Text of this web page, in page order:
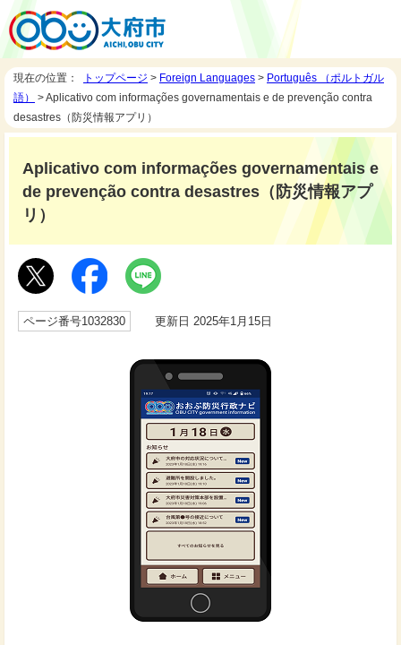
現在の位置： トップページ > Foreign Languages > Português （ポルトガル
語）
> Aplicativo com informações governamentais e de prevenção contra
desastres（防災情報アプリ）
Aplicativo com informações governamentais e
de prevenção contra desastres（防災情報アプ
リ）
ページ番号1032830 更新日 2025年1月15日